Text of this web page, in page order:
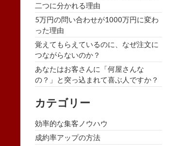
二つに分かれる理由
5万円の問い合わせが1000万円に変わ
った理由
覚えてもらえているのに、なぜ注文に
つながらないのか？
あなたはお客さんに「何屋さんな
の？」と突っ込まれて喜ぶ人ですか？
カテゴリー
効率的な集客ノウハウ
成約率アップの方法